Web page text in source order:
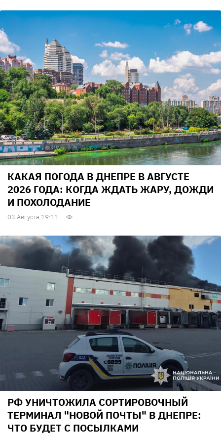
КАКАЯ ПОГОДА В ДНЕПРЕ В АВГУСТЕ
2026 ГОДА: КОГДА ЖДАТЬ ЖАРУ, ДОЖДИ
И ПОХОЛОДАНИЕ
03 Августа 19:11
РФ УНИЧТОЖИЛА СОРТИРОВОЧНЫЙ
ТЕРМИНАЛ "НОВОЙ ПОЧТЫ" В ДНЕПРЕ:
ЧТО БУДЕТ С ПОСЫЛКАМИ